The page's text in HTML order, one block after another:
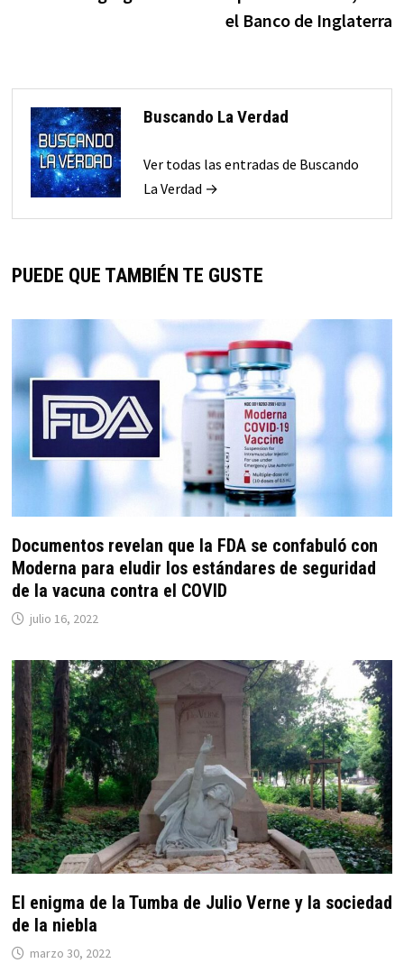
el Banco de Inglaterra
Buscando La Verdad
Ver todas las entradas de Buscando
La Verdad →
PUEDE QUE TAMBIÉN TE GUSTE
Documentos revelan que la FDA se confabuló con
Moderna para eludir los estándares de seguridad
de la vacuna contra el COVID
julio 16, 2022
El enigma de la Tumba de Julio Verne y la sociedad
de la niebla
marzo 30, 2022